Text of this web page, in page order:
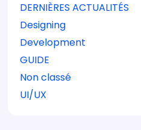
DERNIÈRES ACTUALITÉS
Designing
Development
GUIDE
Non classé
UI/UX